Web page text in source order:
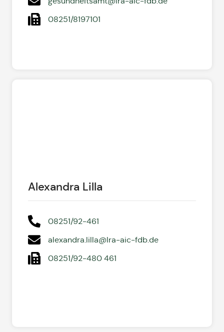
08251/8197101
Alexandra Lilla
08251/92-461
alexandra.lilla@lra-aic-fdb.de
08251/92-480 461